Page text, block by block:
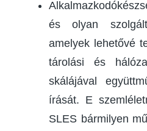
és olyan
amelyek lehetővé
tárolási és
skálájával
írását. E
SLES bármilyen